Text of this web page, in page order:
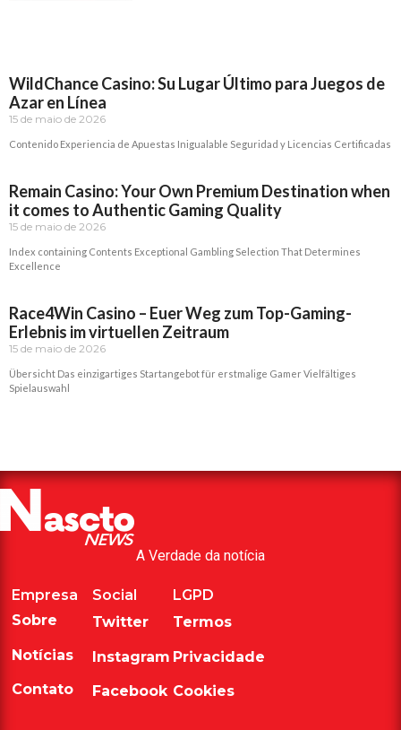
WildChance Casino: Su Lugar Último para Juegos de
Azar en Línea
15 de maio de 2026
Contenido Experiencia de Apuestas Inigualable Seguridad y Licencias Certificadas
Remain Casino: Your Own Premium Destination when
it comes to Authentic Gaming Quality
15 de maio de 2026
Index containing Contents Exceptional Gambling Selection That Determines
Excellence
Race4Win Casino – Euer Weg zum Top-Gaming-
Erlebnis im virtuellen Zeitraum
15 de maio de 2026
Übersicht Das einzigartiges Startangebot für erstmalige Gamer Vielfältiges
Spielauswahl
A Verdade da notícia
Empresa
Sobre
Notícias
Contato
Social
Twitter
Instagram
Facebook
LGPD
Termos
Privacidade
Cookies